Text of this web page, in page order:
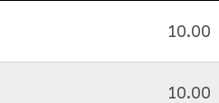
10.00
10.00